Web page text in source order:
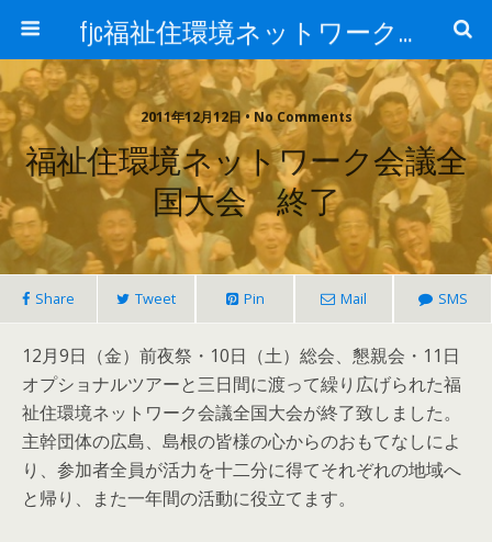
fjc福祉住環境ネットワーク会議
2011年12月12日 • No Comments
福祉住環境ネットワーク会議全
国大会 終了
Share Tweet Pin Mail SMS
12月9日（金）前夜祭・10日（土）総会、懇親会・11日
オプショナルツアーと三日間に渡って繰り広げられた福
祉住環境ネットワーク会議全国大会が終了致しました。
主幹団体の広島、島根の皆様の心からのおもてなしによ
り、参加者全員が活力を十二分に得てそれぞれの地域へ
と帰り、また一年間の活動に役立てます。